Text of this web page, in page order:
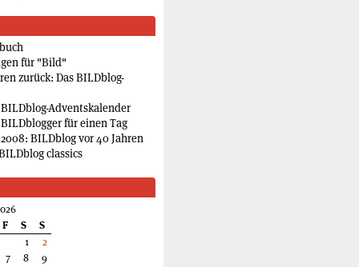
für "Bild"
zurück: Das BILDblog-
Adventskalender
für einen Tag
BILDblog vor 40 Jahren
classics
F
S
S
1
2
7
8
9